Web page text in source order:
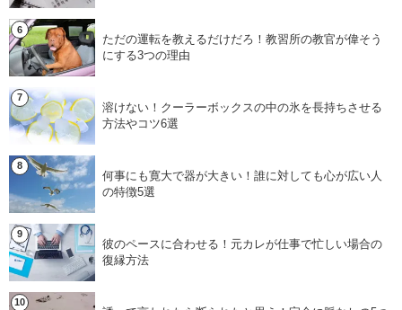
ただの運転を教えるだけだろ！教習所の教官が偉そう
にする3つの理由
溶けない！クーラーボックスの中の氷を長持ちさせる
方法やコツ6選
何事にも寛大で器が大きい！誰に対しても心が広い人
の特徴5選
彼のペースに合わせる！元カレが仕事で忙しい場合の
復縁方法